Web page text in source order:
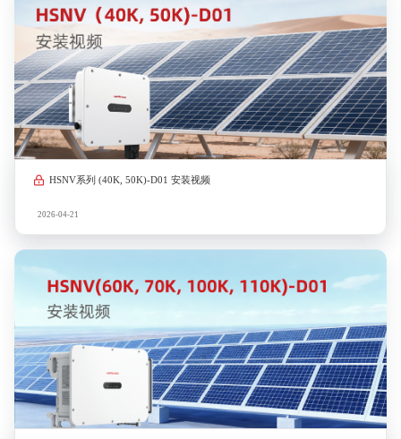
HSNV系列 (40K, 50K)-D01 安装视频
2026-04-21